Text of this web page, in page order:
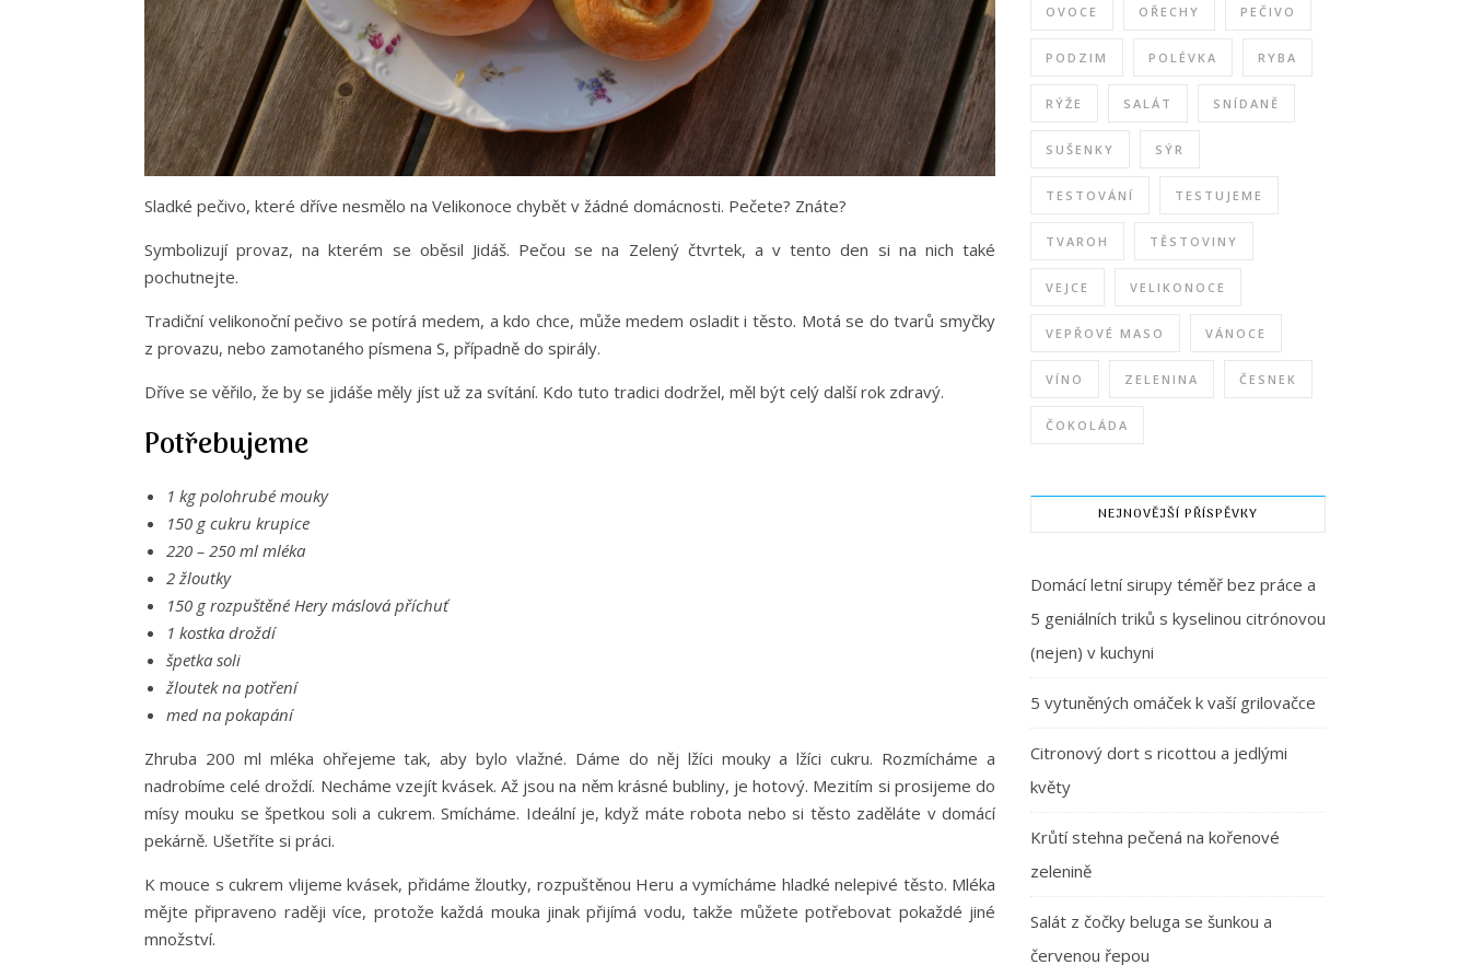
Sladké pečivo, které dříve nesmělo na Velikonoce chybět v žádné domácnosti. Pečete? Znáte?
Symbolizují provaz, na kterém se oběsil Jidáš. Pečou se na Zelený čtvrtek, a v tento den si na nich také
pochutnejte.
Tradiční velikonoční pečivo se potírá medem, a kdo chce, může medem osladit i těsto. Motá se do tvarů smyčky
z provazu, nebo zamotaného písmena S, případně do spirály.
Dříve se věřilo, že by se jidáše měly jíst už za svítání. Kdo tuto tradici dodržel, měl být celý další rok zdravý.
Potřebujeme
1 kg polohrubé mouky
150 g cukru krupice
220 – 250 ml mléka
2 žloutky
150 g rozpuštěné Hery máslová příchuť
1 kostka droždí
špetka soli
žloutek na potření
med na pokapání
Zhruba 200 ml mléka ohřejeme tak, aby bylo vlažné. Dáme do něj lžíci mouky a lžíci cukru. Rozmícháme a
nadrobíme celé droždí. Necháme vzejít kvásek. Až jsou na něm krásné bubliny, je hotový. Mezitím si prosijeme do
mísy mouku se špetkou soli a cukrem. Smícháme. Ideální je, když máte robota nebo si těsto zaděláte v domácí
pekárně. Ušetříte si práci.
K mouce s cukrem vlijeme kvásek, přidáme žloutky, rozpuštěnou Heru a vymícháme hladké nelepivé těsto. Mléka
mějte připraveno raději více, protože každá mouka jinak přijímá vodu, takže můžete potřebovat pokaždé jiné
množství.
OVOCE OŘECHY PEČIVO
PODZIM POLÉVKA RYBA
RÝŽE SALÁT SNÍDANĚ
SUŠENKY SÝR
TESTOVÁNÍ TESTUJEME
TVAROH TĚSTOVINY
VEJCE VELIKONOCE
VEPŘOVÉ MASO VÁNOCE
VÍNO ZELENINA ČESNEK
ČOKOLÁDA
NEJNOVĚJŠÍ PŘÍSPĚVKY
Domácí letní sirupy téměř bez práce a
5 geniálních triků s kyselinou citrónovou
(nejen) v kuchyni
5 vytuněných omáček k vaší grilovačce
Citronový dort s ricottou a jedlými
květy
Krůtí stehna pečená na kořenové
zelenině
Salát z čočky beluga se šunkou a
červenou řepou